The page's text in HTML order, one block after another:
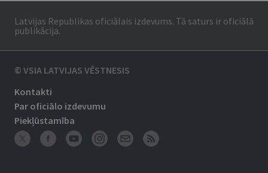
Latvijas Republikas oficiālais izdevums. Tā saturs ir oficiālā
publikācija.
© VSIA LATVIJAS VĒSTNESIS
Kontakti
Par oficiālo izdevumu
Piekļūstamība